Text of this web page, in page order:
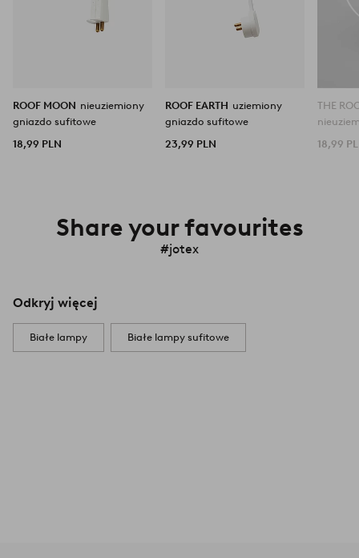
ROOF MOON nieuziemiony
gniazdo sufitowe
18,99 PLN
ROOF EARTH uziemiony
gniazdo sufitowe
23,99 PLN
THE
18,99
Share your favourites
#jotex
Odkryj więcej
Białe lampy Białe lampy sufitowe